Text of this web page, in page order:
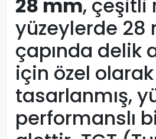
28 mm, çeşitli
yüzeylerde 28
çapında delik
için özel olarak
tasarlanmış,
performanslı